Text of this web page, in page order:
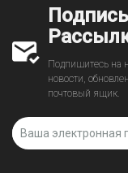
Подпишитесь на
новости,
почтовый ящик.